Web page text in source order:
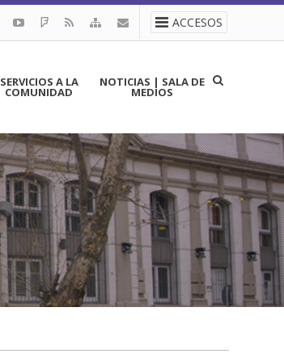
ACCESOS
SERVICIOS A LA
COMUNIDAD
NOTICIAS | SALA DE
MEDIOS